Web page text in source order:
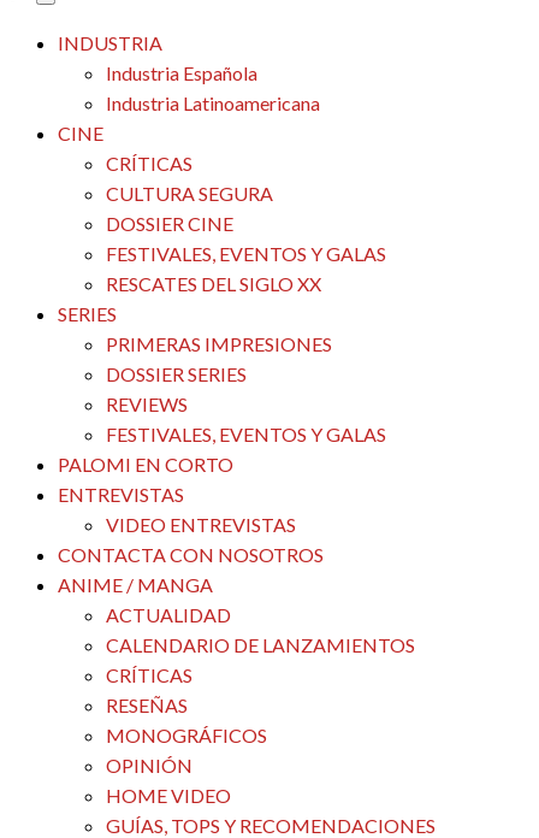
El Palomitrón
Tu espacio de la industria de cine española y latinoamericana
INDUSTRIA
Industria Española
Industria Latinoamericana
CINE
CRÍTICAS
CULTURA SEGURA
DOSSIER CINE
FESTIVALES, EVENTOS Y GALAS
RESCATES DEL SIGLO XX
SERIES
PRIMERAS IMPRESIONES
DOSSIER SERIES
REVIEWS
FESTIVALES, EVENTOS Y GALAS
PALOMI EN CORTO
ENTREVISTAS
VIDEO ENTREVISTAS
CONTACTA CON NOSOTROS
ANIME / MANGA
ACTUALIDAD
CALENDARIO DE LANZAMIENTOS
CRÍTICAS
RESEÑAS
MONOGRÁFICOS
OPINIÓN
HOME VIDEO
GUÍAS, TOPS Y RECOMENDACIONES